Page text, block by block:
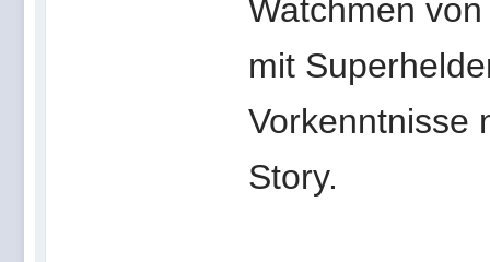
Watchmen
mit
Vorkenntnisse
Story.